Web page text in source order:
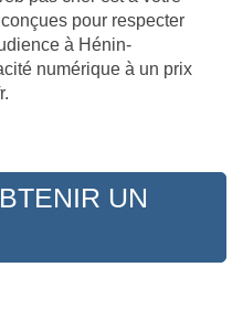
pour respecter
à Hénin-
numérique à un prix
UN